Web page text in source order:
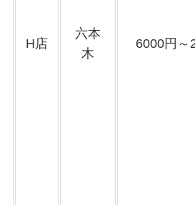
H店
六本
木
6000円～